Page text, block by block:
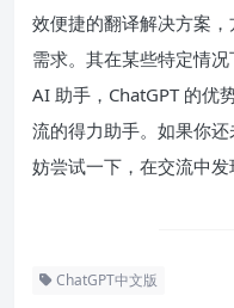
效便捷的翻译解决方案
需求。其在某些特定情
AI 助手，ChatGPT 的优
流的得力助手。如果你
妨尝试一下，在交流中发
ChatGPT中文版